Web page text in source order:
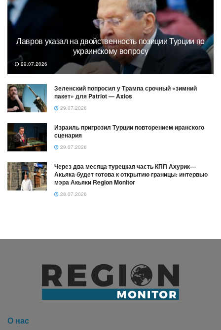
Лавров указал на двойственность позиции Турции по
украинскому вопросу
29.07.2026
Зеленский попросил у Трампа срочный «зимний
пакет» для Patriot — Axios
29.07.2026
Израиль пригрозил Турции повторением иранского
сценария
29.07.2026
Через два месяца турецкая часть КПП Ахурик—
Акьяка будет готова к открытию границы։ интервью
мэра Акьяки Region Monitor
28.07.2026
О нас